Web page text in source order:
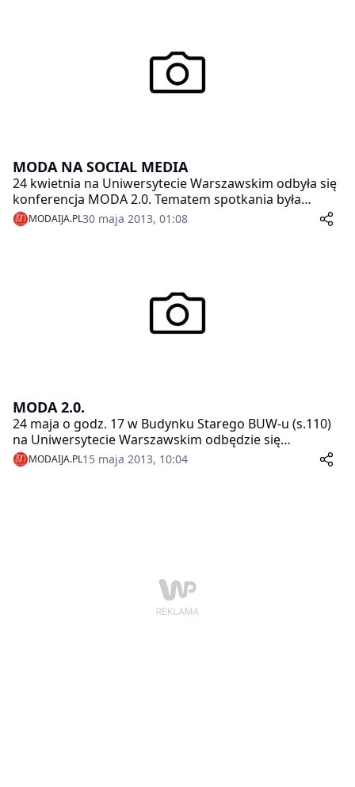
MODA NA SOCIAL MEDIA
24 kwietnia na Uniwersytecie Warszawskim odbyła się
konferencja MODA 2.0. Tematem spotkania była
promocja marek modowych w dobie mediów
społecznościowych. Zaproszeni goście próbowali
owoc semestralnej pracy KDiPRM- e-kwartalnik
MODAIJA.PL30 maja 2013, 01:08
MODA 2.0.
24 maja o godz. 17 w Budynku Starego BUW-u (s.110)
na Uniwersytecie Warszawskim odbędzie się
konferencja naukowa pt. Moda 2.0. Tematem
spotkania będzie potencjał rynkowy mediów
MODAIJA.PL15 maja 2013, 10:04